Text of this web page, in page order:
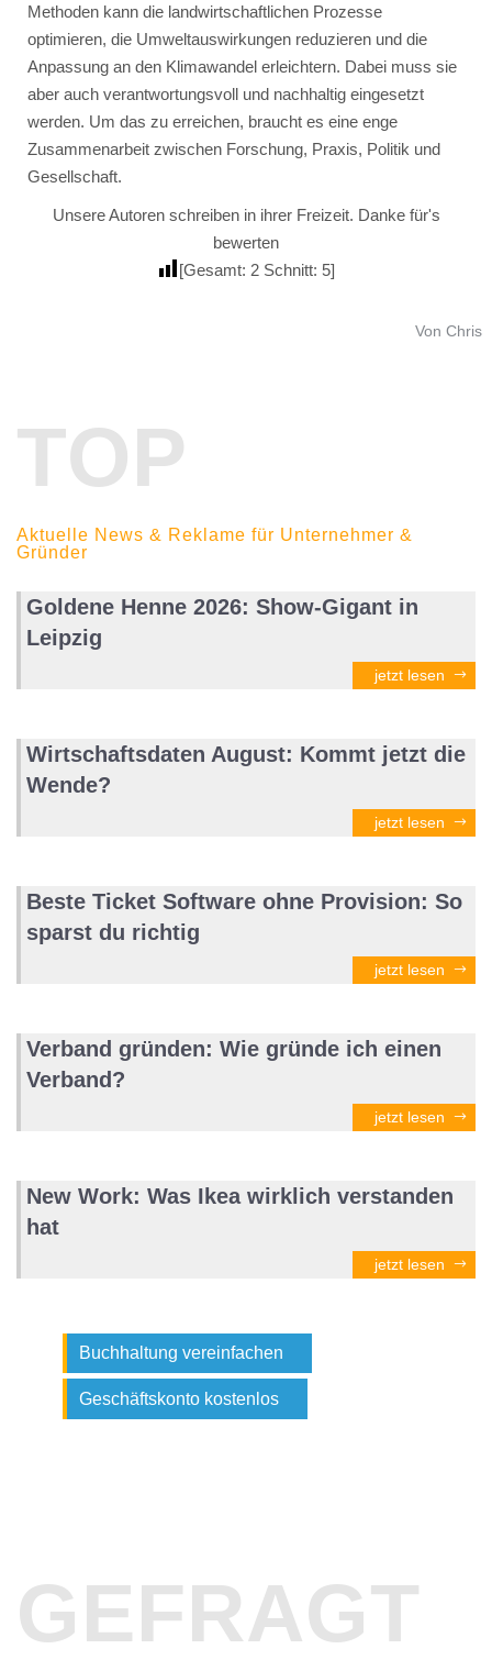
Methoden kann die landwirtschaftlichen Prozesse
optimieren, die Umweltauswirkungen reduzieren und die
Anpassung an den Klimawandel erleichtern. Dabei muss sie
aber auch verantwortungsvoll und nachhaltig eingesetzt
werden. Um das zu erreichen, braucht es eine enge
Zusammenarbeit zwischen Forschung, Praxis, Politik und
Gesellschaft.
Unsere Autoren schreiben in ihrer Freizeit. Danke für's
bewerten
[Gesamt: 2 Schnitt: 5]
Von Chris
TOP
Aktuelle News & Reklame für Unternehmer &
Gründer
Goldene Henne 2026: Show-Gigant in
Leipzig
jetzt lesen
Wirtschaftsdaten August: Kommt jetzt die
Wende?
jetzt lesen
Beste Ticket Software ohne Provision: So
sparst du richtig
jetzt lesen
Verband gründen: Wie gründe ich einen
Verband?
jetzt lesen
New Work: Was Ikea wirklich verstanden
hat
jetzt lesen
Buchhaltung vereinfachen
Geschäftskonto kostenlos
GEFRAGT